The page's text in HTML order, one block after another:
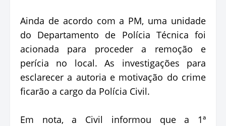
Ainda de acordo com a PM, uma unidade
do Departamento de Polícia Técnica foi
acionada para proceder a remoção e
perícia no local. As investigações para
esclarecer a autoria e motivação do crime
ficarão a cargo da Polícia Civil.
Em nota, a Civil informou que a 1ª